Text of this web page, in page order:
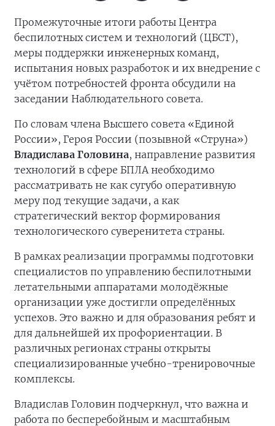
Промежуточные итоги работы Центра
беспилотных систем и технологий (ЦБСТ),
меры поддержки инженерных команд,
испытания новых разработок и их внедрение с
учётом потребностей фронта обсудили на
заседании Наблюдательного совета.
По словам члена Высшего совета «Единой
России», Героя России (позывной «Струна»)
Владислава Головина, направление развития
технологий в сфере БПЛА необходимо
рассматривать не как сугубо оперативную
меру под текущие задачи, а как
стратегический вектор формирования
технологического суверенитета страны.
В рамках реализации программы подготовки
специалистов по управлению беспилотными
летательными аппаратами молодёжные
организации уже достигли определённых
успехов. Это важно и для образования ребят и
для дальнейшей их профориентации. В
различных регионах страны открыты
специализированные учебно-тренировочные
комплексы.
Владислав Головин подчеркнул, что важна и
работа по бесперебойным и масштабным